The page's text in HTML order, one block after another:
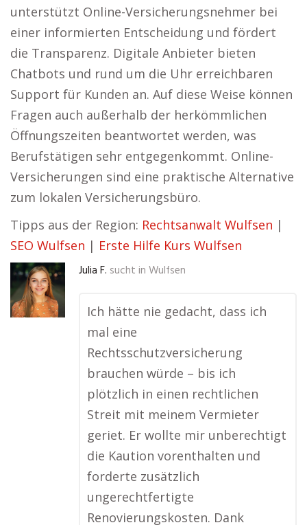
unterstützt Online-Versicherungsnehmer bei
einer informierten Entscheidung und fördert
die Transparenz. Digitale Anbieter bieten
Chatbots und rund um die Uhr erreichbaren
Support für Kunden an. Auf diese Weise können
Fragen auch außerhalb der herkömmlichen
Öffnungszeiten beantwortet werden, was
Berufstätigen sehr entgegenkommt. Online-
Versicherungen sind eine praktische Alternative
zum lokalen Versicherungsbüro.
Tipps aus der Region: Rechtsanwalt Wulfsen |
SEO Wulfsen | Erste Hilfe Kurs Wulfsen
Julia F. sucht in Wulfsen
Ich hätte nie gedacht, dass ich
mal eine
Rechtsschutzversicherung
brauchen würde – bis ich
plötzlich in einen rechtlichen
Streit mit meinem Vermieter
geriet. Er wollte mir unberechtigt
die Kaution vorenthalten und
forderte zusätzlich
ungerechtfertigte
Renovierungskosten. Dank